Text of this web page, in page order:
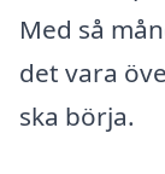
Med så
det vara
ska börja.